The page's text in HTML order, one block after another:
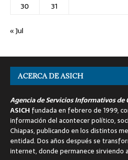
30
31
« Jul
ACERCA DE ASICH
Agencia de Servicios Informativos de
ASICH fundada en febrero de 1999,
información del acontecer político,
Chiapas, publicando en los distintos
entidad. Dos años después se
internet, donde permanece sirviendo